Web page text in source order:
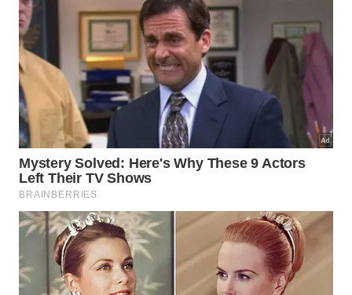
Transforme objetos comuns em ferramentas de precisão e
mantenha suas lâminas sempre impecáveis.
Imagem gerada por inteligência artificial
dicas de armazenamento, você notará uma
diferença brutal na performance das suas
ferramentas de corte. A dedicação aos pequenos
detalhes é o que separa um cozinheiro comum de